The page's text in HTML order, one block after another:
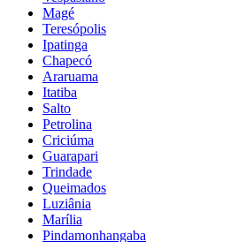
Magé
Teresópolis
Ipatinga
Chapecó
Araruama
Itatiba
Salto
Petrolina
Criciúma
Guarapari
Trindade
Queimados
Luziânia
Marília
Pindamonhangaba